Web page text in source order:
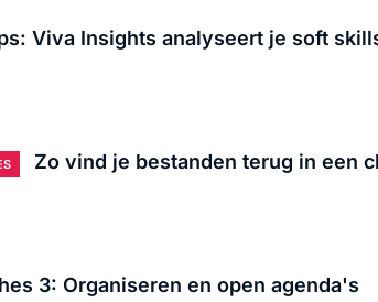
Viva Insights analyseert je soft
Zo vind je bestanden terug in een
3: Organiseren en open agenda's